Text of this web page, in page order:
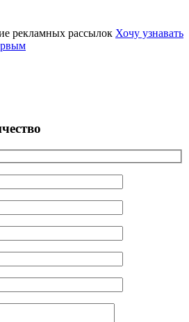
рекламных рассылок Хочу узнавать